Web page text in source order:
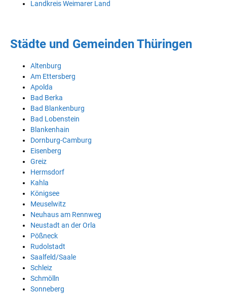
Landkreis Weimarer Land
Städte und Gemeinden Thüringen
Altenburg
Am Ettersberg
Apolda
Bad Berka
Bad Blankenburg
Bad Lobenstein
Blankenhain
Dornburg-Camburg
Eisenberg
Greiz
Hermsdorf
Kahla
Königsee
Meuselwitz
Neuhaus am Rennweg
Neustadt an der Orla
Pößneck
Rudolstadt
Saalfeld/Saale
Schleiz
Schmölln
Sonneberg